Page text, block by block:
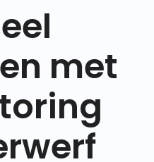
met